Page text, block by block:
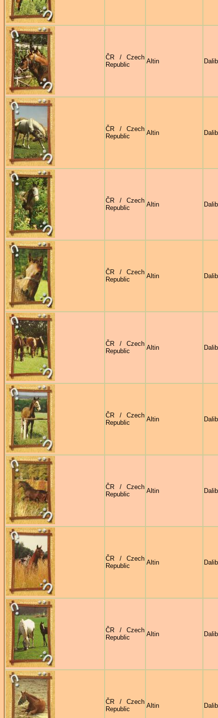
ČR / Czech
Republic
Altin
ČR / Czech
Republic
Altin
ČR / Czech
Republic
Altin
ČR / Czech
Republic
Altin
ČR / Czech
Republic
Altin
ČR / Czech
Republic
Altin
ČR / Czech
Republic
Altin
ČR / Czech
Republic
Altin
ČR / Czech
Republic
Altin
ČR / Czech
Republic
Altin